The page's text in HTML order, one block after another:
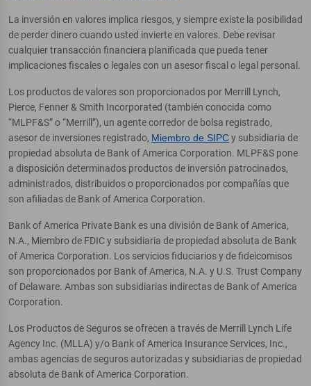
La inversión en valores implica riesgos, y siempre existe la posibilidad
de perder dinero cuando usted invierte en valores. Debe revisar
cualquier transacción financiera planificada que pueda tener
implicaciones fiscales o legales con un asesor fiscal o legal personal.
Los productos de valores son proporcionados por Merrill Lynch,
Pierce, Fenner & Smith Incorporated (también conocida como
“MLPF&S” o “Merrill”), un agente corredor de bolsa registrado,
asesor de inversiones registrado, Miembro de SIPCy subsidiaria de
propiedad absoluta de Bank of America Corporation. MLPF&S pone
a disposición determinados productos de inversión patrocinados,
administrados, distribuidos o proporcionados por compañías que
son afiliadas de Bank of America Corporation.
Bank of America Private Bank es una división de Bank of America,
N.A., Miembro de FDIC y subsidiaria de propiedad absoluta de Bank
of America Corporation. Los servicios fiduciarios y de fideicomisos
son proporcionados por Bank of America, N.A. y U.S. Trust Company
of Delaware. Ambas son subsidiarias indirectas de Bank of America
Corporation.
Los Productos de Seguros se ofrecen a través de Merrill Lynch Life
Agency Inc. (MLLA) y/o Bank of America Insurance Services, Inc.,
ambas agencias de seguros autorizadas y subsidiarias de propiedad
absoluta de Bank of America Corporation.